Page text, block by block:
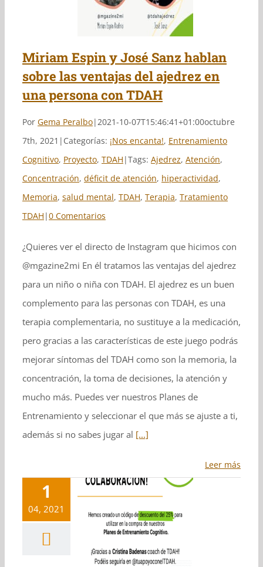
Miriam Espin y José Sanz hablan
sobre las ventajas del ajedrez en
una persona con TDAH
Por Gema Peralbo|2021-10-07T15:46:41+01:00octubre
7th, 2021 | Categorías: ¡Nos encanta!, Entrenamiento
Cognitivo, Proyecto, TDAH |Tags: Ajedrez, Atención,
Concentración, déficit de atención, hiperactividad,
Memoria, salud mental, TDAH, Terapia, Tratamiento
TDAH |0 Comentarios
¿Quieres ver el directo de Instagram que hicimos con
@mgazine2mi En él tratamos las ventajas del ajedrez
para un niño o niña con TDAH. El ajedrez es un buen
complemento para las personas con TDAH, es una
terapia complementaria, no sustituye a la medicación,
pero gracias a las características de este juego podrás
mejorar síntomas del TDAH como son la memoria, la
concentración, la toma de decisiones, la atención y
mucho más. Puedes ver nuestros Planes de
Entrenamiento y seleccionar el que más se ajuste a ti,
además si no sabes jugar al [...]
Leer más
1
04, 2021
Badenas,
de TDAH y
director